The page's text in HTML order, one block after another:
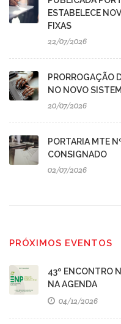
ESTABELECE
FIXAS
22/07/2026
PRORROGAÇÃO
NO NOVO
20/07/2026
PORTARIA MTE
CONSIGNADO
02/07/2026
PRÓXIMOS EVENTOS
43º ENCONTRO
NA AGENDA
04/12/2026